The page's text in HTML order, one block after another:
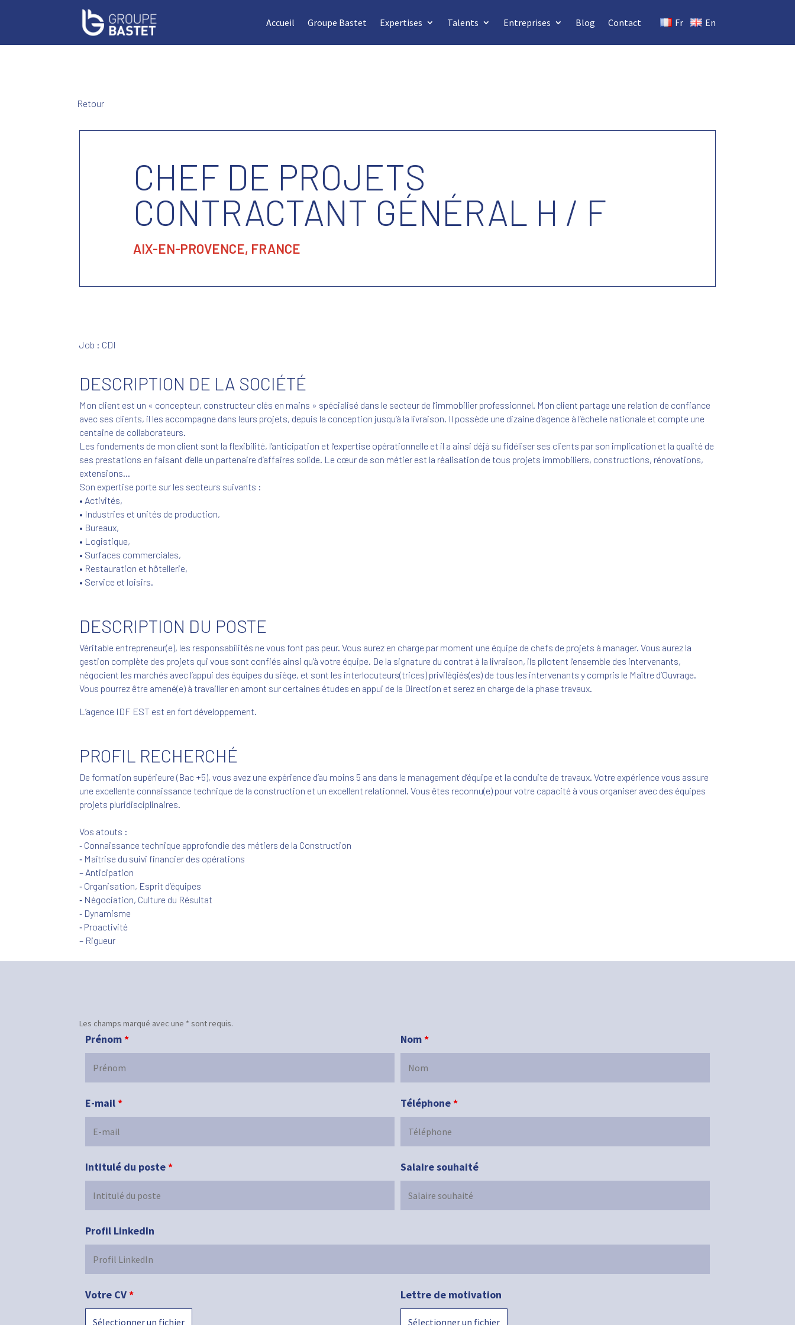
Accueil Groupe Bastet Expertises Talents Entreprises Blog Contact Fr En
Retour
CHEF DE PROJETS
CONTRACTANT GÉNÉRAL H / F
AIX-EN-PROVENCE, FRANCE
Job : CDI
DESCRIPTION DE LA SOCIÉTÉ
Mon client est un « concepteur, constructeur clés en mains » spécialisé dans le secteur de l’immobilier professionnel. Mon client partage une relation de confiance
avec ses clients, il les accompagne dans leurs projets, depuis la conception jusqu’à la livraison. Il possède une dizaine d’agence à l’échelle nationale et compte une
centaine de collaborateurs.
Les fondements de mon client sont la flexibilité, l’anticipation et l‘expertise opérationnelle et il a ainsi déjà su fidéliser ses clients par son implication et la qualité de
ses prestations en faisant d’elle un partenaire d’affaires solide. Le cœur de son métier est la réalisation de tous projets immobiliers, constructions, rénovations,
extensions…
Son expertise porte sur les secteurs suivants :
• Activités,
• Industries et unités de production,
• Bureaux,
• Logistique,
• Surfaces commerciales,
• Restauration et hôtellerie,
• Service et loisirs.
DESCRIPTION DU POSTE
Véritable entrepreneur(e), les responsabilités ne vous font pas peur. Vous aurez en charge par moment une équipe de chefs de projets à manager. Vous aurez la
gestion complète des projets qui vous sont confiés ainsi qu’à votre équipe. De la signature du contrat à la livraison, ils pilotent l’ensemble des intervenants,
négocient les marchés avec l’appui des équipes du siège, et sont les interlocuteurs(trices) privilégiés(es) de tous les intervenants y compris le Maître d’Ouvrage.
Vous pourrez être amené(e) à travailler en amont sur certaines études en appui de la Direction et serez en charge de la phase travaux.
L’agence IDF EST est en fort développement.
PROFIL RECHERCHÉ
De formation supérieure (Bac +5), vous avez une expérience d’au moins 5 ans dans le management d’équipe et la conduite de travaux. Votre expérience vous assure
une excellente connaissance technique de la construction et un excellent relationnel. Vous êtes reconnu(e) pour votre capacité à vous organiser avec des équipes
projets pluridisciplinaires.
Vos atouts :
‐ Connaissance technique approfondie des métiers de la Construction
‐ Maîtrise du suivi financier des opérations
– Anticipation
‐ Organisation, Esprit d’équipes
‐ Négociation, Culture du Résultat
‐ Dynamisme
‐ Proactivité
– Rigueur
Les champs marqué avec une * sont requis.
Prénom* Nom*
E-mail* Téléphone*
Intitulé du poste* Salaire souhaité
Profil LinkedIn
Votre CV*
Sélectionner un fichier
Lettre de motivation
Sélectionner un fichier